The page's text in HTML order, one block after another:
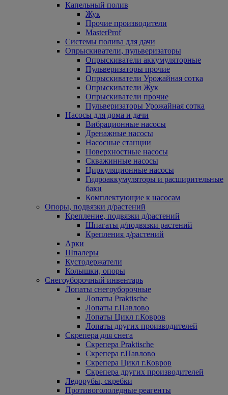
Капельный полив
Жук
Прочие производители
MasterProf
Системы полива для дачи
Опрыскиватели, пульверизаторы
Опрыскиватели аккумуляторные
Пульверизаторы прочие
Опрыскиватели Урожайная сотка
Опрыскиватели Жук
Опрыскиватели прочие
Пульверизаторы Урожайная сотка
Насосы для дома и дачи
Вибрационные насосы
Дренажные насосы
Насосные станции
Поверхностные насосы
Скважинные насосы
Циркуляционные насосы
Гидроаккумуляторы и расширительные
баки
Комплектующие к насосам
Опоры, подвязки д/растений
Крепление, подвязки д/растений
Шпагаты д/подвязки растений
Крепления д/растений
Арки
Шпалеры
Кустодержатели
Колышки, опоры
Снегоуборочный инвентарь
Лопаты снегоуборочные
Лопаты Praktische
Лопаты г.Павлово
Лопаты Цикл г.Ковров
Лопаты других производителей
Скрепера для снега
Скрепера Praktische
Скрепера г.Павлово
Скрепера Цикл г.Ковров
Скрепера других производителей
Ледорубы, скребки
Противогололедные реагенты